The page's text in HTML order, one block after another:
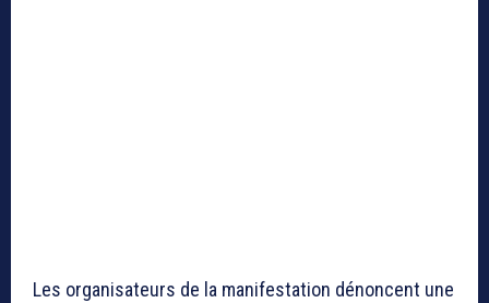
Les organisateurs de la manifestation dénoncent une